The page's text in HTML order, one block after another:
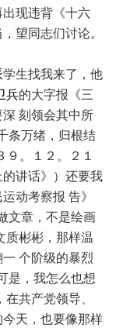
现违背《十六
望同志们讨论。
学生找我来了，他
兵的大字报《三
刻领会其中所
条万绪，归根结
９。１２。２１
的讲话》）还要我
动考察报 告》
文章，不是绘画
质彬彬，那样温
个阶级的暴烈
是，我怎么也想
共产党领导、
天，也要像那样